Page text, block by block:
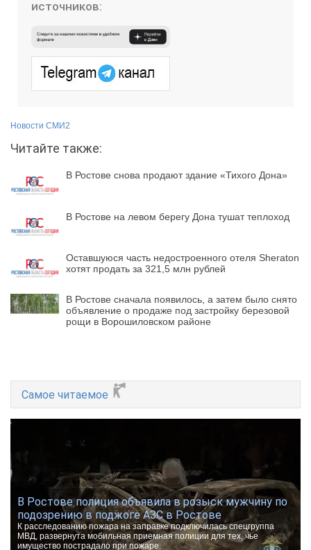
источников:
Новости СМИ2
Читайте также:
В Ростове снова продают здание «Тихого Дона»
В Ростове на левом берегу Дона тушат теплоход
Оставшуюся часть недостроенного отеля Sheraton
хотят продать за 321,5 млн рублей
В Ростове сначала появилось, а затем было снято
объявление о продаже под застройку березовой
рощи в Ворошиловском районе
Самое читаемое
В Ростове полиция объявила в розыск мужчину по
подозрению в поджоге АЗС в Ростове
К расследованию пожара на заправке подключилась спецгруппа
МВД, развернута мобильная приемная полиции для тех, чье
имущество пострадало при пожаре.